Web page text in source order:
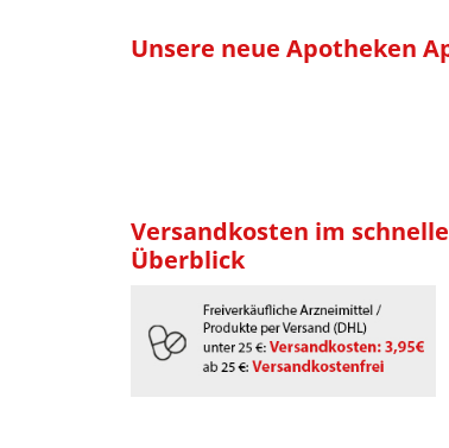
Unsere neue Apotheken
Versandkosten im
Überblick